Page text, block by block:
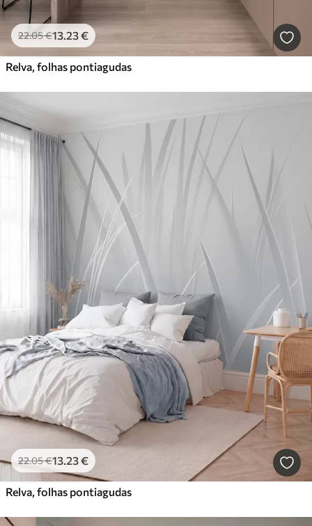
22.05€13.23€
Relva, folhas pontiagudas
22.05€13.23€
Relva, folhas pontiagudas